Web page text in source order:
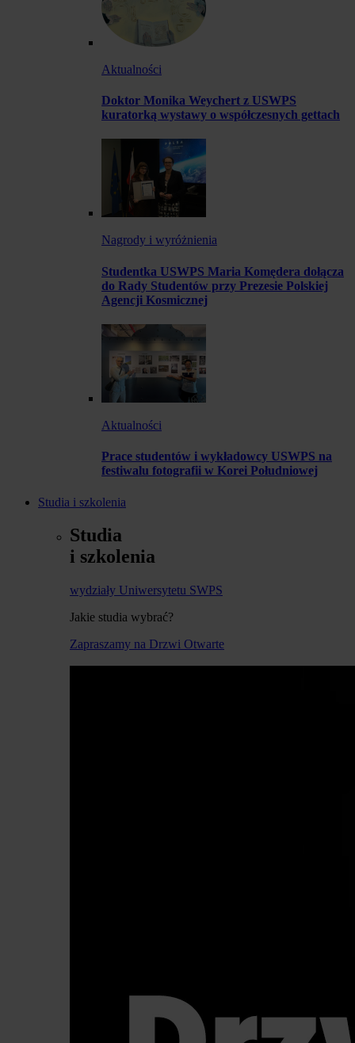
Aktualności
Doktor Monika Weychert z USWPS
kuratorką wystawy o współczesnych gettach
Nagrody i wyróżnienia
Studentka USWPS Maria Komędera dołącza
do Rady Studentów przy Prezesie Polskiej
Agencji Kosmicznej
Aktualności
Prace studentów i wykładowcy USWPS na
festiwalu fotografii w Korei Południowej
Studia i szkolenia
Studia
i szkolenia
wydziały Uniwersytetu SWPS
Jakie studia wybrać?
Zapraszamy na Drzwi Otwarte